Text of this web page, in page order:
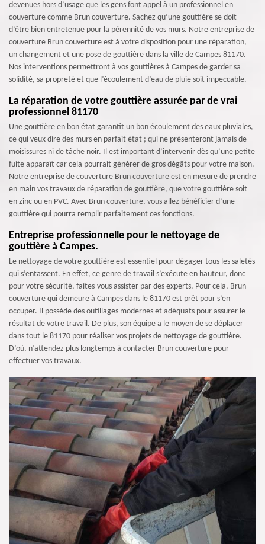
devenues hors d’usage que les gens font appel à un professionnel en
couverture comme Brun couverture. Sachez qu’une gouttière se doit
d’être bien entretenue pour la pérennité de vos murs. Notre entreprise de
couverture Brun couverture est à votre disposition pour une réparation,
un changement et une pose de gouttière dans la ville de Campes 81170.
Nos interventions permettront à vos gouttières à Campes de garder sa
solidité, sa propreté et que l’écoulement d’eau de pluie soit impeccable.
La réparation de votre gouttière assurée par de vrai
professionnel 81170
Une gouttière en bon état garantit un bon écoulement des eaux pluviales,
ce qui veux dire des murs en parfait état ; qui ne présenteront jamais de
moisissures ni de tâche noir. Il est important d’intervenir dès qu’une petite
fuite apparaît car cela pourrait générer de gros dégâts pour votre maison.
Notre entreprise de couverture Brun couverture est en mesure de prendre
en main vos travaux de réparation de gouttière, que votre gouttière soit
en zinc ou en PVC. Avec Brun couverture, vous allez bénéficier d’une
gouttière qui pourra remplir parfaitement ces fonctions.
Entreprise professionnelle pour le nettoyage de
gouttière à Campes.
Le nettoyage de votre gouttière est essentiel pour dégager tous les saletés
qui s’entassent. En effet, ce genre de travail s’exécute en hauteur, donc
pour votre sécurité, faites-vous assister par des experts. Pour cela, Brun
couverture qui demeure à Campes dans le 81170 est prêt pour s’en
occuper. Il possède des outillages modernes et adéquats pour assurer le
résultat de votre travail. De plus, son équipe a le moyen de se déplacer
dans tout le 81170 pour réaliser vos projets de nettoyage de gouttière.
D’où, n’attendez plus longtemps à contacter Brun couverture pour
effectuer vos travaux.